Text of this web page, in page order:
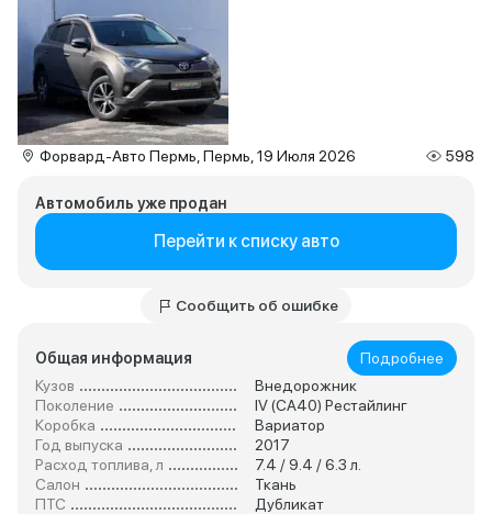
Форвард-Авто Пермь, Пермь, 19 Июля 2026 598
Автомобиль уже продан
Перейти к списку авто
Сообщить об ошибке
Общая информация
Подробнее
Кузов
Внедорожник
Поколение
IV (CA40) Рестайлинг
Коробка
Вариатор
Год выпуска
2017
Расход топлива, л
7.4 / 9.4 / 6.3 л.
Салон
Ткань
ПТС
Дубликат